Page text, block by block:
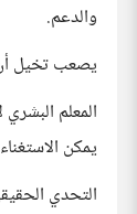
والدعم.
يصعب تخيل أن
المعلم
يمكن
التحدي